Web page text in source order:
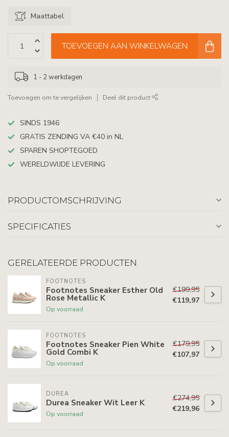
Maattabel
TOEVOEGEN AAN WINKELWAGEN
1 - 2 werkdagen
Toevoegen om te vergelijken Deel dit product
SINDS 1946
GRATIS ZENDING VA €40 in NL
SPAREN SHOPTEGOED
WERELDWIJDE LEVERING
PRODUCTOMSCHRIJVING
SPECIFICATIES
GERELATEERDE PRODUCTEN
FOOTNOTES
Footnotes Sneaker Esther Old
Rose Metallic K
Op voorraad
€199,95
€119,97
FOOTNOTES
Footnotes Sneaker Pien White
Gold Combi K
Op voorraad
€179,95
€107,97
DUREA
Durea Sneaker Wit Leer K
Op voorraad
€274,95
€219,96